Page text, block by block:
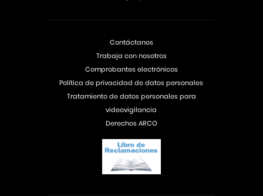
Contáctanos
Trabaja con nosotros
Comprobantes electrónicos
Política de privacidad de datos personales
Tratamiento de datos personales para
videovigilancia
Derechos ARCO